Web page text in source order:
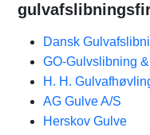
Dansk
GO-Gulvslibning
H. H.
AG Gulve A/S
Herskov Gulve